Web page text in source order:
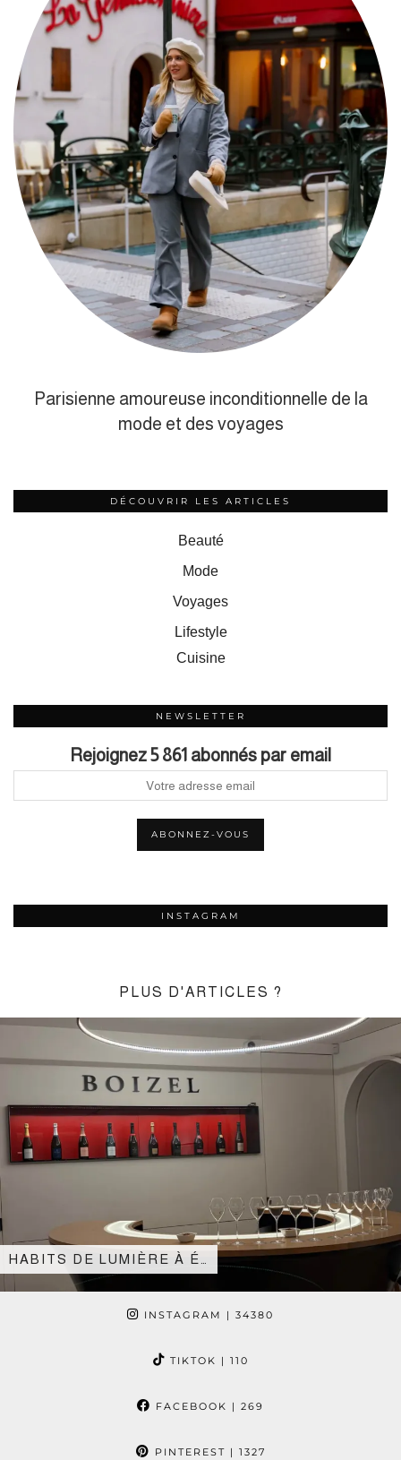
Parisienne amoureuse inconditionnelle de la
mode et des voyages
DÉCOUVRIR LES ARTICLES
Beauté
Mode
Voyages
Lifestyle
Cuisine
NEWSLETTER
Rejoignez 5 861 abonnés par email
INSTAGRAM
PLUS D'ARTICLES ?
HABITS DE LUMIÈRE À É…
INSTAGRAM | 34380
TIKTOK | 110
FACEBOOK | 269
PINTEREST | 1327